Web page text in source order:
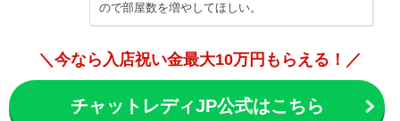
ので部屋数を増やしてほしい。
＼今なら入店祝い金最大10万円もらえる！／
チャットレディJP公式はこちら